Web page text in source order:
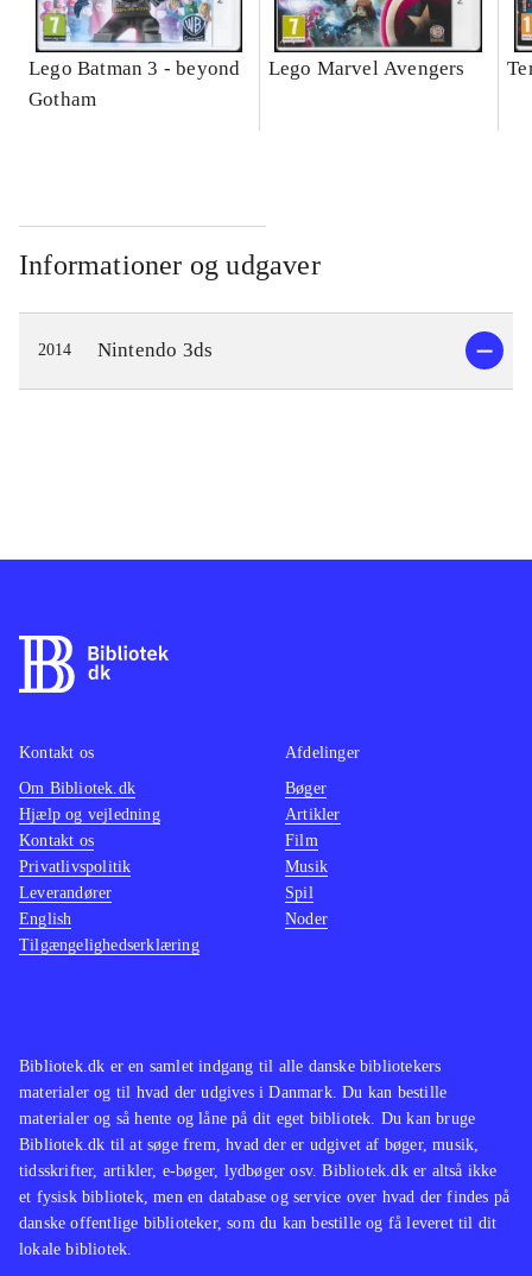
Lego Batman 3 - beyond
Gotham
Lego Marvel Avengers
Informationer og udgaver
2014 Nintendo 3ds
Bibliotek.dk er en samlet indgang til alle danske bibliotekers
materialer og til hvad der udgives i Danmark. Du kan bestille
materialer og så hente og låne på dit eget bibliotek. Du kan bruge
Bibliotek.dk til at søge frem, hvad der er udgivet af bøger, musik,
tidsskrifter, artikler, e-bøger, lydbøger osv. Bibliotek.dk er altså ikke
et fysisk bibliotek, men en database og service over hvad der findes på
danske offentlige biblioteker, som du kan bestille og få leveret til dit
lokale bibliotek.
Kontakt os
Om Bibliotek.dk
Hjælp og vejledning
Kontakt os
Privatlivspolitik
Leverandører
English
Tilgængelighedserklæring
Afdelinger
Bøger
Artikler
Film
Musik
Spil
Noder